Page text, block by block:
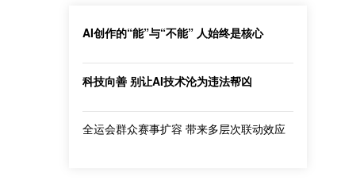
AI创作的“能”与“不能” 人始终是核心
科技向善 别让AI技术沦为违法帮凶
全运会群众赛事扩容 带来多层次联动效应